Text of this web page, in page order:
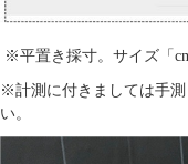
※平置き採寸。サイズ「
※計測に付きましては手
い。